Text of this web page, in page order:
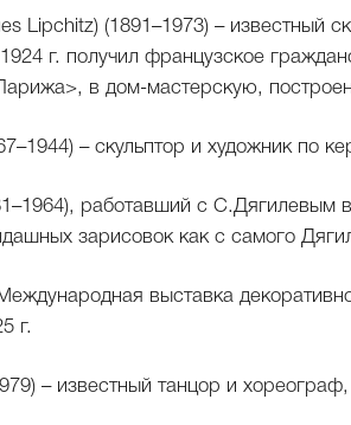
Lipchitz) (1891–1973) – известный
г. получил французское
в дом-мастерскую,
– скульптор и художник по
работавший с С.Дягилевым в
зарисовок как с самого
выставка
г.
– известный танцор и